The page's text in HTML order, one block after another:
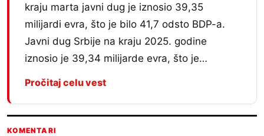
kraju marta javni dug je iznosio 39,35
milijardi evra, što je bilo 41,7 odsto BDP-a.
Javni dug Srbije na kraju 2025. godine
iznosio je 39,34 milijarde evra, što je…
Pročitaj celu vest
KOMENTARI